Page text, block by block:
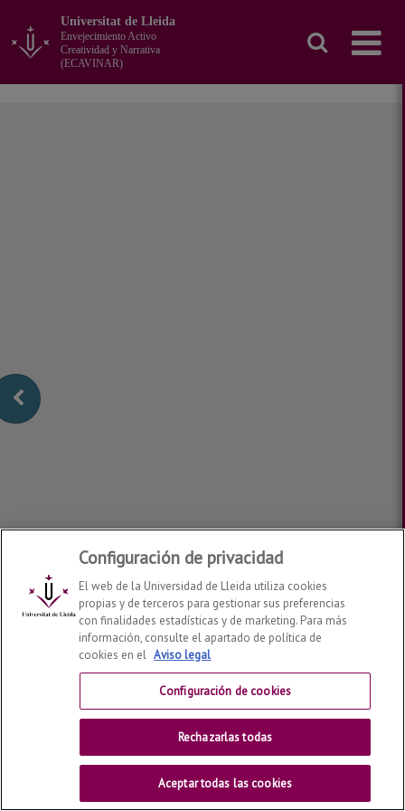
contenido
principal
de
Universitat de Lleida
Envejecimiento Activo
Creatividad y Narrativa
(ECAVINAR)
Configuración de privacidad
El web de la Universidad de Lleida utiliza cookies
propias y de terceros para gestionar sus preferencias
con finalidades estadísticas y de marketing. Para más
información, consulte el apartado de política de
cookies en el Aviso legal
Configuración de cookies
Rechazarlas todas
Aceptar todas las cookies